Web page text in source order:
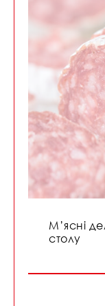
М’ясні
столу